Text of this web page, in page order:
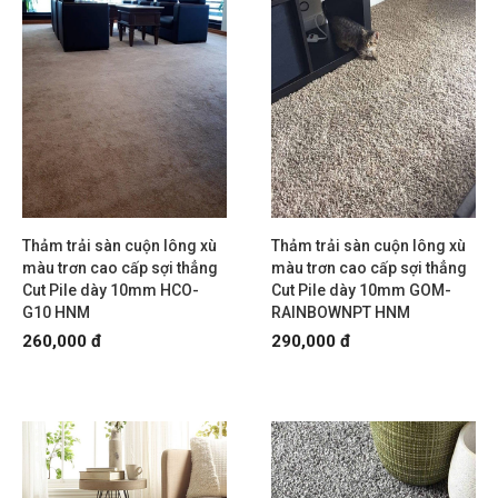
Thảm trải sàn cuộn lông xù
màu trơn cao cấp sợi thẳng
Cut Pile dày 10mm HCO-
G10 HNM
260,000 đ
Thảm trải sàn cuộn lông xù
màu trơn cao cấp sợi thẳng
Cut Pile dày 10mm GOM-
RAINBOWNPT HNM
290,000 đ